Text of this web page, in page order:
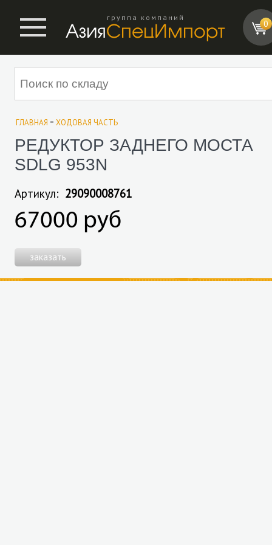
0
группа компаний
ГЛАВНАЯ - ХОДОВАЯ ЧАСТЬ
РЕДУКТОР ЗАДНЕГО МОСТА
SDLG 953N
Артикул: 29090008761
67000 руб
заказать